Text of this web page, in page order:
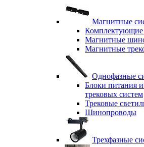
Магнитные
Комплектующие
Магнитные
Магнитные
Однофазные
Блоки питания
трековых систем
Трековые
Шинопроводы
Трехфазные